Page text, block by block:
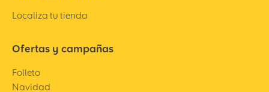
Localiza tu tienda
Ofertas y campañas
Folleto
Navidad